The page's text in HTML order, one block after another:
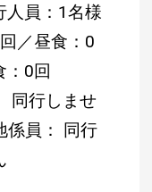
人員：1名様
／昼食：0
：0回
同行しませ
係員： 同行